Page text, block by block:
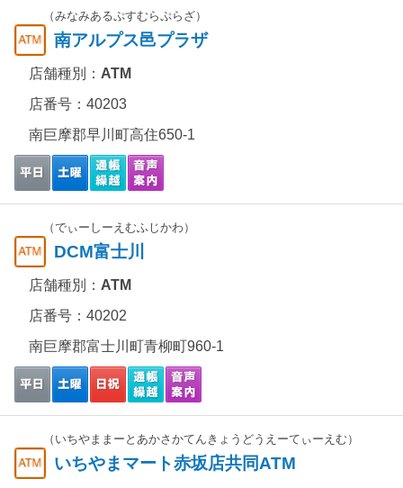
（みなみあるぷすむらぷらざ）
南アルプス邑プラザ
店舗種別： ATM
店番号：40203
南巨摩郡早川町高住650-1
（でぃーしーえむふじかわ）
DCM富士川
店舗種別： ATM
店番号：40202
南巨摩郡富士川町青柳町960-1
（いちやままーとあかさかてんきょうどうえーてぃーえむ）
いちやまマート赤坂店共同ATM